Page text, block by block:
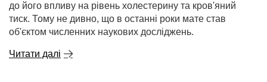
до його впливу на рівень холестерину та кров'яний
тиск. Тому не дивно, що в останні роки мате став
об'єктом численних наукових досліджень.
Читати далі